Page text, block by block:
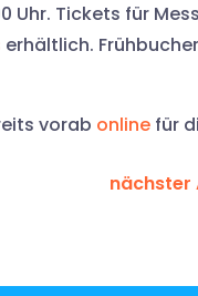
Uhr. Tickets für
erhältlich.
vorab online für
nächster